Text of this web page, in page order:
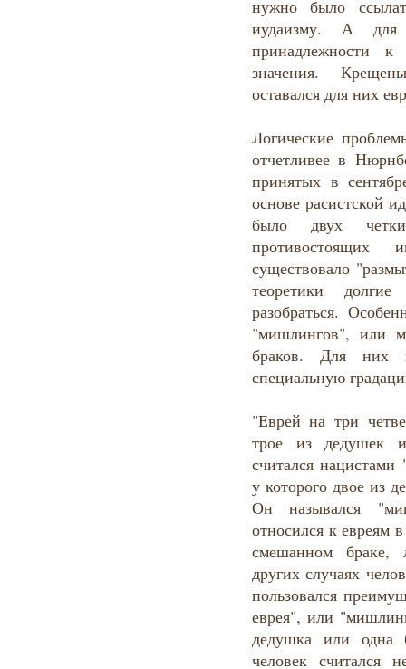
нужно было
иудаизму. А для
принадлежности
значения.
оставался для них
Логические
отчетливее в
принятых в
основе расистской
было двух
существовало
теоретики
разобраться.
"мишлингов", или
браков. Для них
специальную
"Еврей на три
трое из дедушек
считался
у которого двое из
Он назывался
относился к евреям
смешанном браке,
других случаях
пользовался
еврея", или
дедушка или одна
человек считался